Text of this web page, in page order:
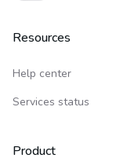
Resources
Help center
Services status
Product